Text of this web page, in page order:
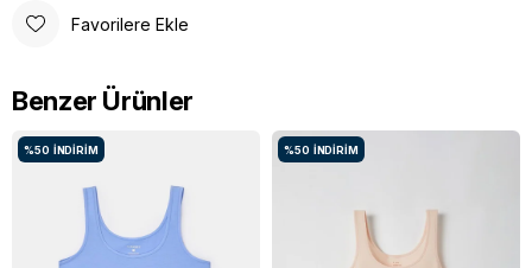
Favorilere Ekle
Benzer Ürünler
%50 İNDIRIM %50 İNDIRIM